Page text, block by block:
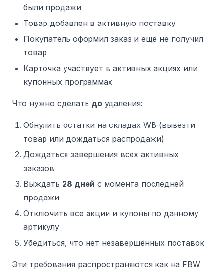
были продажи
Товар добавлен в активную поставку
Покупатель оформил заказ и ещё не получил
товар
Карточка участвует в активных акциях или
купонных программах
Что нужно сделать до удаления:
Обнулить остатки на складах WB (вывезти
товар или дождаться распродажи)
Дождаться завершения всех активных
заказов
Выждать 28 дней с момента последней
продажи
Отключить все акции и купоны по данному
артикулу
Убедиться, что нет незавершённых поставок
Эти требования распространяются как на FBW